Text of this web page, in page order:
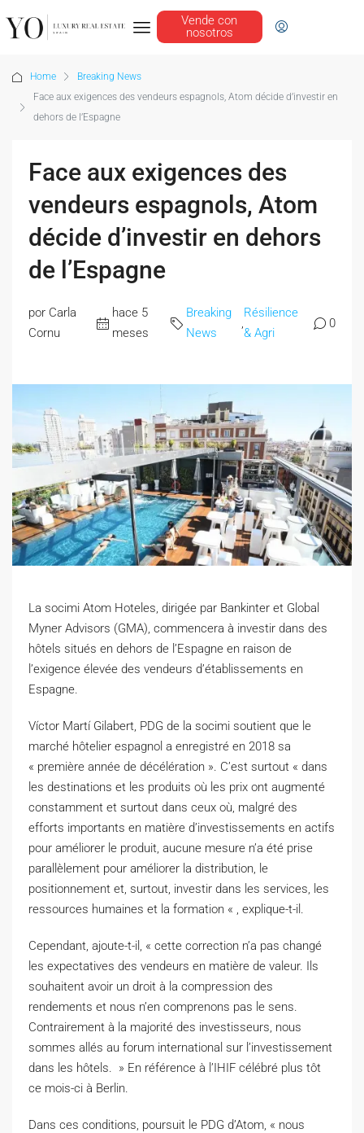
Vende con
nosotros
Home
Breaking News
Face aux exigences des vendeurs espagnols, Atom décide d’investir en
dehors de l’Espagne
Face aux exigences des
vendeurs espagnols, Atom
décide d’investir en dehors
de l’Espagne
por Carla
Cornu
hace 5
meses
Breaking
News
Résilience
& Agri
0
La socimi Atom Hoteles, dirigée par Bankinter et Global
Myner Advisors (GMA), commencera à investir dans des
hôtels situés en dehors de l’Espagne en raison de
l’exigence élevée des vendeurs d’établissements en
Espagne.
Víctor Martí Gilabert, PDG de la socimi soutient que le
marché hôtelier espagnol a enregistré en 2018 sa
« première année de décélération ». C’est surtout « dans
les destinations et les produits où les prix ont augmenté
constamment et surtout dans ceux où, malgré des
efforts importants en matière d’investissements en actifs
pour améliorer le produit, aucune mesure n’a été prise
parallèlement pour améliorer la distribution, le
positionnement et, surtout, investir dans les services, les
ressources humaines et la formation « , explique-t-il.
Cependant, ajoute-t-il, « cette correction n’a pas changé
les expectatives des vendeurs en matière de valeur. Ils
souhaitent avoir un droit à la compression des
rendements et nous n’en comprenons pas le sens.
Contrairement à la majorité des investisseurs, nous
sommes allés au forum international sur l’investissement
dans les hôtels. » En référence à l’IHIF célébré plus tôt
ce mois-ci à Berlin.
Dans ces conditions, poursuit le PDG d’Atom, « nous